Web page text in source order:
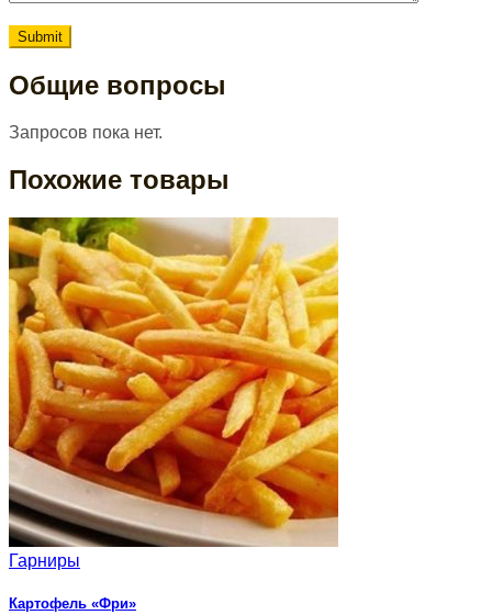
Общие вопросы
Запросов пока нет.
Похожие товары
Гарниры
Картофель «Фри»